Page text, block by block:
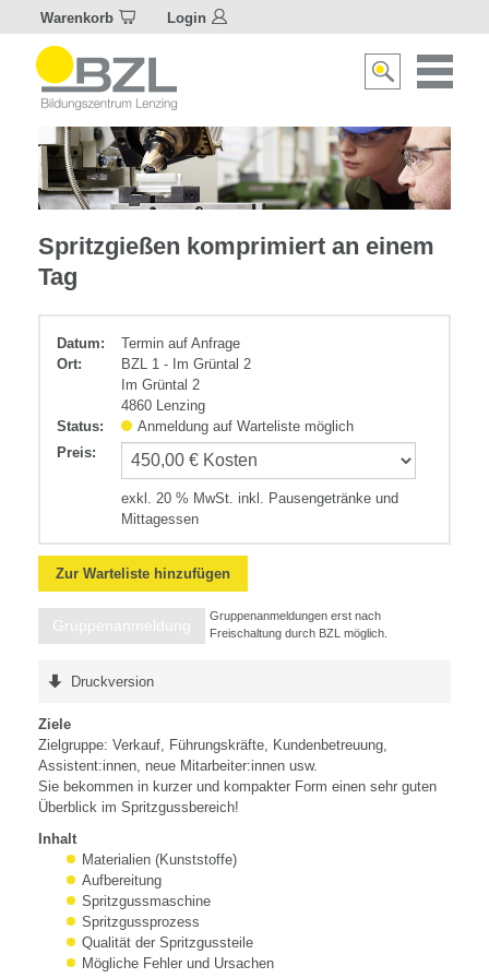
Warenkorb Login
Suche
Kunststoff
Spritzgießen komprimiert an einem
Tag
Datum:
Termin auf Anfrage
Ort:
BZL 1 - Im Grüntal 2
Im Grüntal 2
4860 Lenzing
Status:
Anmeldung auf Warteliste möglich
Preis:
exkl. 20 % MwSt. inkl. Pausengetränke und
Mittagessen
Zur Warteliste hinzufügen
Gruppenanmeldung
Gruppenanmeldungen erst nach
Freischaltung durch BZL möglich.
Druckversion
Ziele
Zielgruppe: Verkauf, Führungskräfte, Kundenbetreuung,
Assistent:innen, neue Mitarbeiter:innen usw.
Sie bekommen in kurzer und kompakter Form einen sehr guten
Überblick im Spritzgussbereich!
Inhalt
Materialien (Kunststoffe)
Aufbereitung
Spritzgussmaschine
Spritzgussprozess
Qualität der Spritzgussteile
Mögliche Fehler und Ursachen